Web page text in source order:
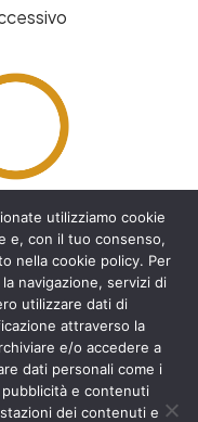
utilizziamo cookie
e, con il tuo consenso,
nella cookie policy. Per
navigazione, servizi di
utilizzare dati di
attraverso la
e/o accedere a
dati personali come i
e contenuti
dei contenuti e